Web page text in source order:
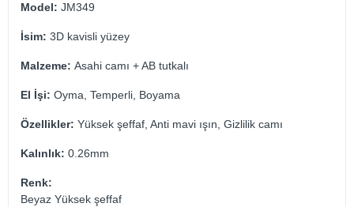
Model: JM349
İsim: 3D kavisli yüzey
Malzeme: Asahi camı + AB tutkalı
El İşi: Oyma, Temperli, Boyama
Özellikler: Yüksek şeffaf, Anti mavi ışın, Gizlilik camı
Kalınlık: 0.26mm
Renk:
Beyaz Yüksek şeffaf